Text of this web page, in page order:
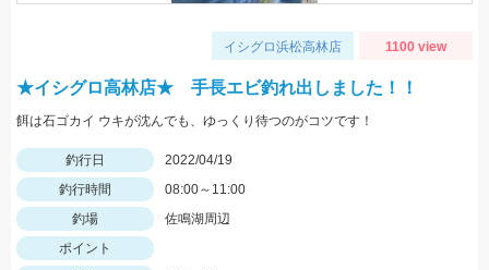
イシグロ浜松高林店 1100 view
★イシグロ高林店★ 手長エビ釣れ出しました！！
餌は石ゴカイ ウキが沈んでも、ゆっくり待つのがコツです！
釣行日
2022/04/19
釣行時間
08:00～11:00
釣場
佐鳴湖周辺
ポイント